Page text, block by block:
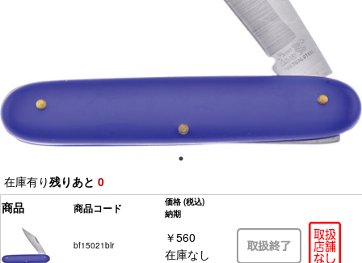
在庫有り残りあと 0
商品
商品コード 価格 (税込)
納期
bf15021blr
￥560
在庫なし